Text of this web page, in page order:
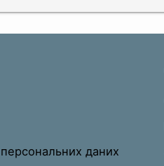
даних